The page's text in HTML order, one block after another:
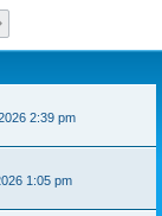
2:39 pm
1:05 pm